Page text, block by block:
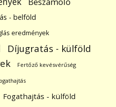
- belföld
eredmények
Díjugratás - külföld
Fertőző kevésvérűség
Fogathajtás - külföld